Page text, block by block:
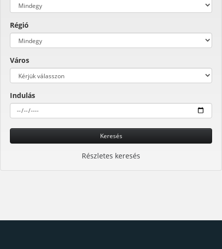
Régió
Város
Indulás
Keresés
Részletes keresés